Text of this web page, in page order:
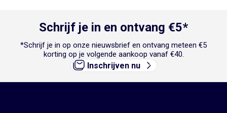
Schrijf je in en ontvang €5*
*Schrijf je in op onze nieuwsbrief en ontvang meteen €5
korting op je volgende aankoop vanaf €40.
Inschrijven nu